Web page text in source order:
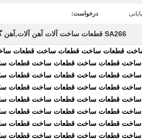
درخواست:
SA266 قطعات ساخت آلات آهن آلات,آهن گازی کربن
قطعات ساخت قطعات ساخت قطعات
قطعات ساخت قطعات ساخت قطعات
قطعات ساخت قطعات ساخت قطعات
قطعات ساخت قطعات ساخت قطعات
قطعات ساخت قطعات ساخت قطعات
قطعات ساخت قطعات ساخت قطعات
قطعات ساخت قطعات ساخت قطعات
قطعات ساخت قطعات ساخت قطعات